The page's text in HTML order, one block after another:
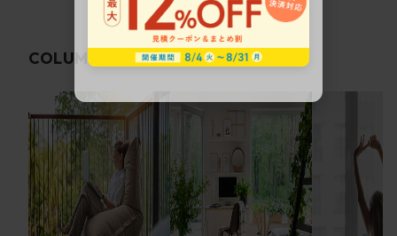
COLUMN 関連コラム